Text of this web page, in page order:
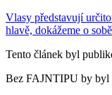
Vlasy představují
hlavě, dokážeme o
Tento článek byl
Bez FAJNTIPU by byl